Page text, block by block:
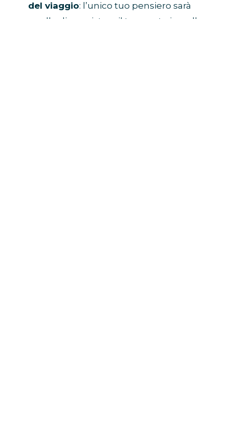
del viaggio: l’unico tuo pensiero sarà
quello di acquistare il tuo posto in pullman